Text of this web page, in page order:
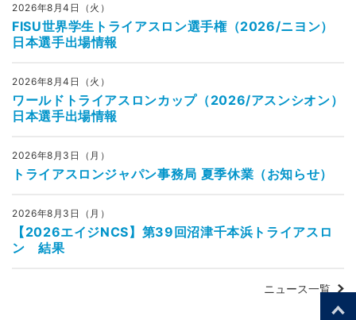
2026年8月4日（火）
FISU世界学生トライアスロン選手権（2026/ニヨン）
日本選手出場情報
2026年8月4日（火）
ワールドトライアスロンカップ（2026/アスンシオン）
日本選手出場情報
2026年8月3日（月）
トライアスロンジャパン事務局 夏季休業（お知らせ）
2026年8月3日（月）
【2026エイジNCS】第39回沼津千本浜トライアスロ
ン 結果
ニュース一覧